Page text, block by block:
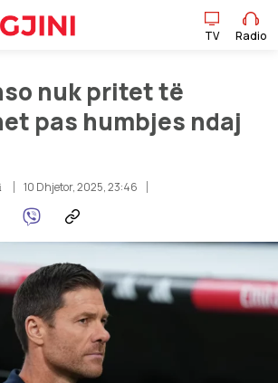
TV
TV Radio
nuk pritet të
pas humbjes ndaj
10 Dhjetor, 2025, 23:46